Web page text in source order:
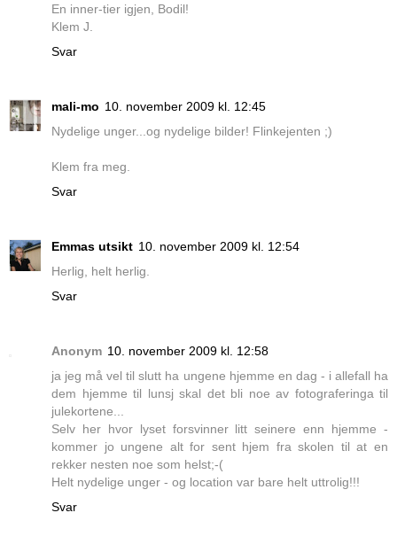
En inner-tier igjen, Bodil!
Klem J.
Svar
mali-mo 10. november 2009 kl. 12:45
Nydelige unger...og nydelige bilder! Flinkejenten ;)
Klem fra meg.
Svar
Emmas utsikt 10. november 2009 kl. 12:54
Herlig, helt herlig.
Svar
Anonym 10. november 2009 kl. 12:58
ja jeg må vel til slutt ha ungene hjemme en dag - i allefall ha
dem hjemme til lunsj skal det bli noe av fotograferinga til
julekortene...
Selv her hvor lyset forsvinner litt seinere enn hjemme -
kommer jo ungene alt for sent hjem fra skolen til at en
rekker nesten noe som helst;-(
Helt nydelige unger - og location var bare helt uttrolig!!!
Svar